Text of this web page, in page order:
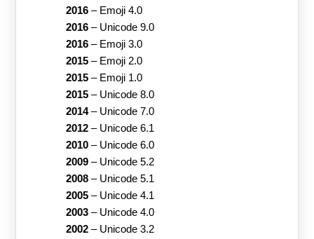
2016– Emoji 4.0
2016– Unicode 9.0
2016– Emoji 3.0
2015– Emoji 2.0
2015– Emoji 1.0
2015– Unicode 8.0
2014– Unicode 7.0
2012– Unicode 6.1
2010– Unicode 6.0
2009– Unicode 5.2
2008– Unicode 5.1
2005– Unicode 4.1
2003– Unicode 4.0
2002– Unicode 3.2